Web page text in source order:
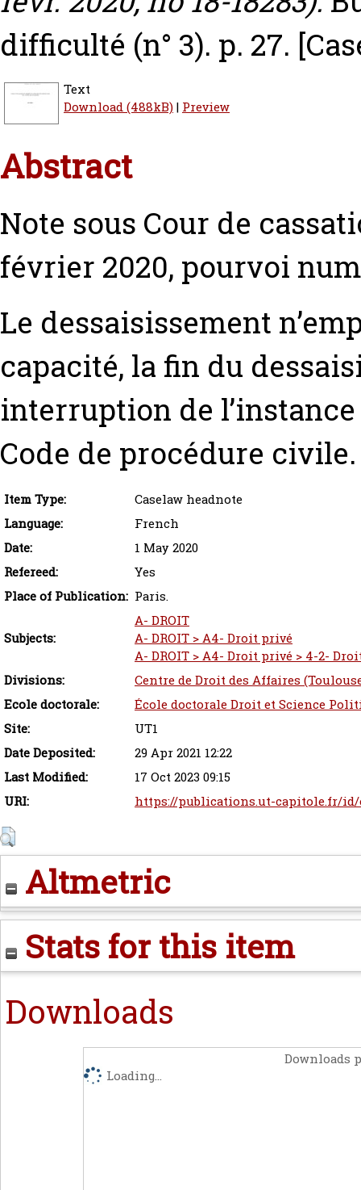
difficulté (n° 3). p. 27.
Text
Download (488kB)| Preview
Abstract
Note sous Cour de
février 2020, pourvoi
Le dessaisissement
capacité, la fin du
interruption de l’instance
Code de procédure civile.
Item Type:
Caselaw headnote
Language:
French
Date:
1 May 2020
Refereed:
Yes
Place of Publication: Paris.
Subjects:
A- DROIT
A- DROIT > A4- Droit privé
A- DROIT > A4- Droit privé > 4-2-
Divisions:
Centre de Droit des Affaires
Ecole doctorale:
École doctorale Droit et Science
Site:
UT1
Date Deposited:
29 Apr 2021 12:22
Last Modified:
17 Oct 2023 09:15
URI:
https://publications.ut-capitole.fr/
Altmetric
Stats for this item
Downloads
Downloads
Loading...